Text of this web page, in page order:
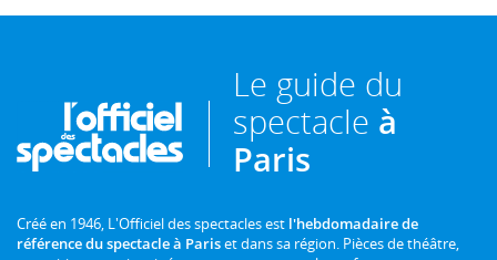
Le guide du
spectacle à
Paris
Créé en 1946, L'Officiel des spectacles est l'hebdomadaire de
référence du spectacle à Pariset dans sa région. Pièces de théâtre,